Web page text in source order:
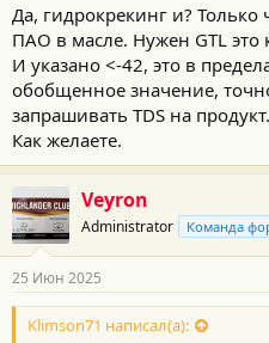
Да, гидрокрекинг и?
ПАО в масле. Нужен GTL это
И указано <-42, это в
обобщенное значение,
запрашивать TDS на продукт.
Как желаете.
Veyron
Administrator Команда
25 Июн 2025
Klimson71 написал(а):